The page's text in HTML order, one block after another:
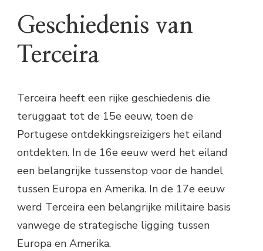
Geschiedenis van
Terceira
Terceira heeft een rijke geschiedenis die
teruggaat tot de 15e eeuw, toen de
Portugese ontdekkingsreizigers het eiland
ontdekten. In de 16e eeuw werd het eiland
een belangrijke tussenstop voor de handel
tussen Europa en Amerika. In de 17e eeuw
werd Terceira een belangrijke militaire basis
vanwege de strategische ligging tussen
Europa en Amerika.